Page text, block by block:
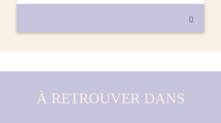

À RETROUVER DANS